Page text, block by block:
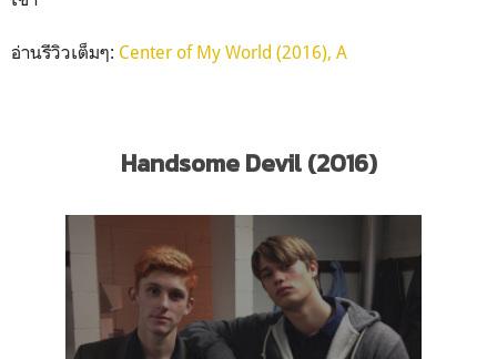
อ่านรีวิวเต็มๆ: Center of My World (2016), A
Handsome Devil (2016)